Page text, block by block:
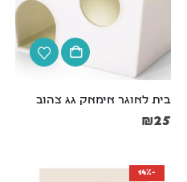
בית לאוגר אימאק גג צהוב
₪25
-14%
75
69